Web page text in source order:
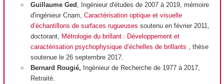
Guillaume Ged , Ingénieur d'études de 2007 à 2019, mémoire
d'ingénieur Cnam, Caractérisation optique et visuelle
d’échantillons de surfaces rugueuses soutenu en février 2011,
doctorant,
Métrologie du brillant : Développement et
caractérisation psychophysique d’échelles de brillants
, thèse
soutenue le 26 septembre 2017.
Bernard Rougié, Ingénieur de Recherche de 1977 à 2017,
Retraité.